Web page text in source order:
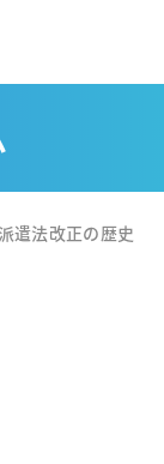
遣法改正の歴史